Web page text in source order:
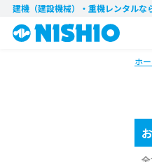
建機（建設機械）・重機レンタルな
ホ